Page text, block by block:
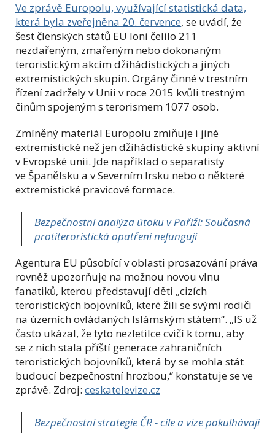
Ve zprávě Europolu, využívající statistická data,
která byla zveřejněna 20. července, se uvádí, že
šest členských států EU loni čelilo 211
nezdařeným, zmařeným nebo dokonaným
teroristickým akcím džihádistických a jiných
extremistických skupin. Orgány činné v trestním
řízení zadržely v Unii v roce 2015 kvůli trestným
činům spojeným s terorismem 1077 osob.
Zmíněný materiál Europolu zmiňuje i jiné
extremistické než jen džihádistické skupiny aktivní
v Evropské unii. Jde například o separatisty
ve Španělsku a v Severním Irsku nebo o některé
extremistické pravicové formace.
Bezpečnostní analýza útoku v Paříži: Současná
protiteroristická opatření nefungují
Agentura EU působící v oblasti prosazování práva
rovněž upozorňuje na možnou novou vlnu
fanatiků, kterou představují děti „cizích
teroristických bojovníků, které žili se svými rodiči
na územích ovládaných Islámským státem“. „IS už
často ukázal, že tyto nezletilce cvičí k tomu, aby
se z nich stala příští generace zahraničních
teroristických bojovníků, která by se mohla stát
budoucí bezpečnostní hrozbou,“ konstatuje se ve
zprávě. Zdroj: ceskatelevize.cz
Bezpečnostní strategie ČR - cíle a vize pokulhávají